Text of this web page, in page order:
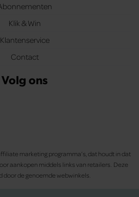
Klik & Win
Klantenservice
Contact
Volg ons
marketing programma’s, dat houdt in dat
aankopen middels links van retailers. Deze
de genoemde webwinkels.